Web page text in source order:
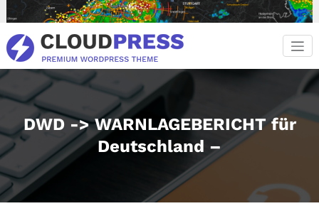
Inhalt
springen
DWD -> WARNLAGEBERICHT für
Deutschland –